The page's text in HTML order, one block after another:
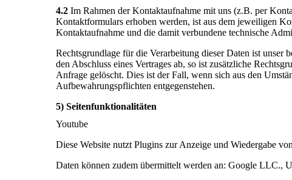
4.2 Im Rahmen der Kontaktaufnahme mit uns (z.B. per
Kontaktformulars erhoben werden, ist aus dem jeweiligen
Kontaktaufnahme und die damit verbundene technische
Rechtsgrundlage für die Verarbeitung dieser Daten ist
den Abschluss eines Vertrages ab, so ist zusätzliche
Anfrage gelöscht. Dies ist der Fall, wenn sich aus den
Aufbewahrungspflichten entgegenstehen.
5) Seitenfunktionalitäten
Youtube
Diese Website nutzt Plugins zur Anzeige und Wiedergabe
Daten können zudem übermittelt werden an: Google LLC.,